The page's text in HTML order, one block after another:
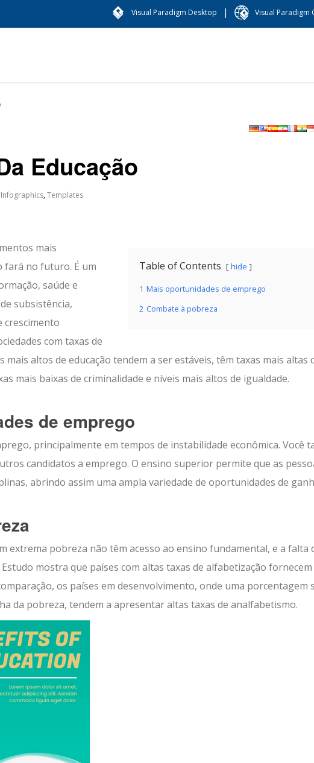
Visual Paradigm Desktop | Visual Paradigm
Educação
Infographics,Templates
Table of Contents hide
1 Mais oportunidades de emprego
2 Combate à pobreza
mais
fará no futuro. É um
saúde e
subsistência,
crescimento
com taxas de
mais altos de educação tendem a ser estáveis, têm taxas mais altas
mais baixas de criminalidade e níveis mais altos de igualdade.
de emprego
principalmente em tempos de instabilidade econômica. Você
candidatos a emprego. O ensino superior permite que as
abrindo assim uma ampla variedade de oportunidades de
extrema pobreza não têm acesso ao ensino fundamental, e a falta
mostra que países com altas taxas de alfabetização
os países em desenvolvimento, onde uma porcentagem
da pobreza, tendem a apresentar altas taxas de analfabetismo.